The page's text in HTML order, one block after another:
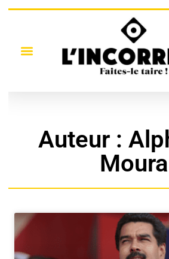
Auteur :
Moura